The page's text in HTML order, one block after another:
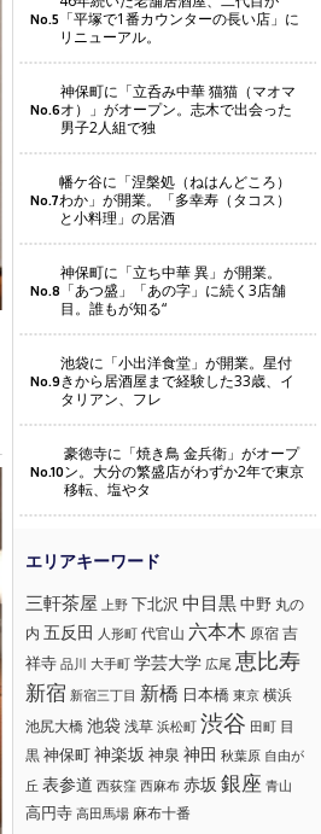
No.5 「平塚で1番カウンターの長い店」に
リニューアル。
No.6
神保町に「立呑み中華 猫猫（マオマ
オ）」がオープン。志木で出会った
男子2人組で独
No.7
幡ケ谷に「涅槃処（ねはんどころ）
わか」が開業。「多幸寿（タコス）
と小料理」の居酒
No.8
神保町に「立ち中華 異」が開業。
「あつ盛」「あの字」に続く3店舗
目。誰もが知る“
No.9
池袋に「小出洋食堂」が開業。星付
きから居酒屋まで経験した33歳、イ
タリアン、フレ
No.10
豪徳寺に「焼き鳥 金兵衛」がオープ
ン。大分の繁盛店がわずか2年で東京
移転、塩やタ
三軒茶屋 上野 下北沢 中目黒中野 丸の
内 五反田 人形町 代官山 六本木 原宿 吉
祥寺 品川 大手町 学芸大学 広尾 恵比寿
新宿 新宿三丁目 新橋 日本橋 東京 横浜
池尻大橋 池袋浅草 浜松町 渋谷 田町 目
黒神保町神楽坂 神泉 神田 秋葉原 自由が
丘 表参道 西荻窪 西麻布 赤坂 銀座 青山
高円寺 高田馬場 麻布十番